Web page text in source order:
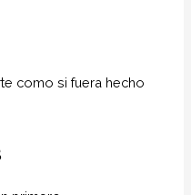
como si fuera hecho